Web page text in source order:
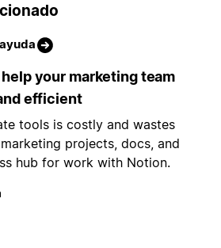
your marketing team
efficient
tools is costly and wastes
projects, docs, and
hub for work with Notion.